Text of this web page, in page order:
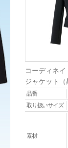
コーディネ
ジャケット（
品番
取り扱いサイズ
素材